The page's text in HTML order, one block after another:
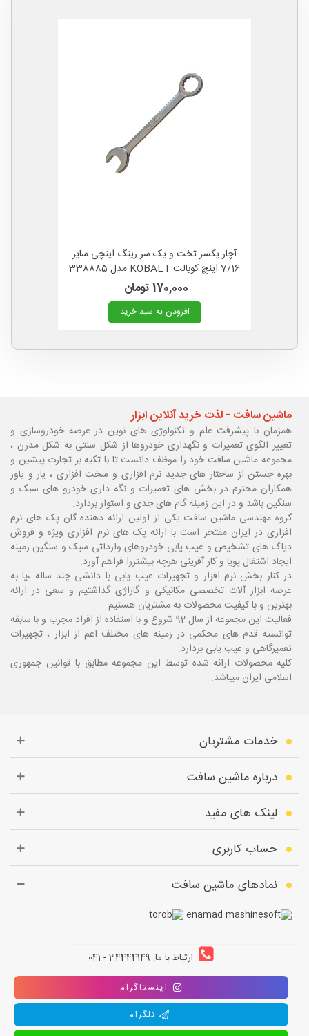
آچار یکسر تخت و یک سر رینگ اینچی سایز
7/16 اینچ کوبالت KOBALT مدل 338885
آمریکا
170,000 تومان
افزودن به سبد خرید
ماشین سافت - لذت خرید آنلاین ابزار
همزمان با پیشرفت علم و تکنولوژی های نوین در عرصه خودروسازی و
تغییر الگوی تعمیرات و نگهداری خودروها از شکل سنتی به شکل مدرن ،
مجموعه ماشین سافت خود را موظف دانست تا با تکیه بر تجارت پیشین و
بهره جستن از ساختار های جدید نرم افزاری و سخت افزاری ، یار و یاور
همکاران محترم در بخش های تعمیرات و نگه داری خودرو های سبک و
سنگین باشد و در این زمینه گام های جدی و استوار بردارد.
گروه مهندسی ماشین سافت یکی از اولین ارائه دهنده گان پک های نرم
افزاری در ایران مفتخر است با ارائه پک های نرم افزاری ویژه و فروش
دیاگ های تشخیص و عیب یابی خودروهای وارداتی سبک و سنگین زمینه
ایجاد اشتغال پویا و کار آفرینی هرچه بیشتررا فراهم آورد.
در کنار بخش نرم افزار و تجهیزات عیب یابی با دانشی چند ساله ،پا به
عرصه ابزار آلات تخصصی مکانیکی و گاراژی گذاشتیم و سعی در ارائه
بهترین و با کیفیت محصولات به مشتریان هستیم.
فعالیت این مجموعه از سال 92 شروع و با استفاده از افراد مجرب و با سابقه
توانسته قدم های محکمی در زمینه های مختلف اعم از ابزار ، تجهیزات
تعمیرگاهی و عیب یابی بردارد.
کلیه محصولات ارائه شده توسط این مجموعه مطابق با قوانین جمهوری
اسلامی ایران میباشد.
خدمات مشتریان
درباره ماشین سافت
لینک های مفید
حساب کاربری
نمادهای ماشین سافت
ارتباط با ما: 34444149 - 041
اینستاگرام
تلگرام